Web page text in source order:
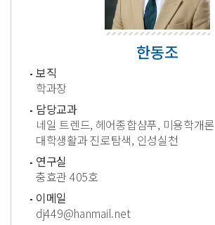
한동조
보직
학과장
담당교과
네일 트렌드, 헤어종합샴푸, 미용학개
대학생활과 진로탐색, 인성실천
연구실
충효관 405호
이메일
dj449@hanmail.net